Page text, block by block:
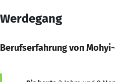
Werdegang
Berufserfahrung von